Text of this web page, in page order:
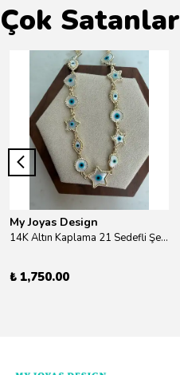
Çok Satanlar
My Joyas Design
14K Altın Kaplama 21 Sedefli Şekiller Kolye 46cm
₺ 1,750.00